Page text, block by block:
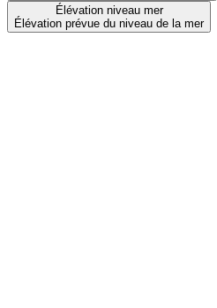
Élévation niveau mer
Élévation prévue du niveau de la mer